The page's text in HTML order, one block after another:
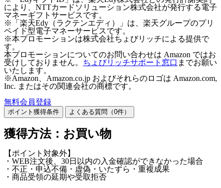
により、NTTカードソリューション株式会社が発行する電子
マネーギフトサービスです。
※「楽天Edy（ラクテンエディ）」は、楽天グループのプリ
ペイド型電子マネーサービスです。
※本プロモーションは株式会社ちょびリッチによる提供で
す。
本プロモーションについてのお問い合わせは Amazon ではお
受けしておりません。 ちょびリッチサポート窓口 までお願い
いたします。
※Amazon、Amazon.co.jp およびそれらのロゴは Amazon.com,
Inc. またはその関連会社の商標です。
無料会員登録
ポイント獲得条件 よくある質問（0件）
獲得方法：お買い物
【ポイント対象外】
・WEB注文後、30日以内の入金確認ができなかった場合
・不正・申込不備・虚偽・いたずら・重複成果
・商品受領の延期や受取拒否